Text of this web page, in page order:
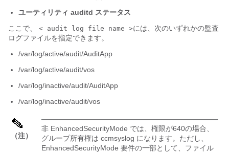
ユーティリティ auditd ステータス
ここで、 < audit log file name >には、次のいずれかの監査
ログファイルを指定できます。
/var/log/active/audit/AuditApp
/var/log/active/audit/vos
/var/log/inactive/audit/AuditApp
/var/log/inactive/audit/vos
（注）
非 EnhancedSecurityMode では、権限が640の場合、
グループ所有権は ccmsyslog になります。ただし、
EnhancedSecurityMode 要件の一部として、ファイル